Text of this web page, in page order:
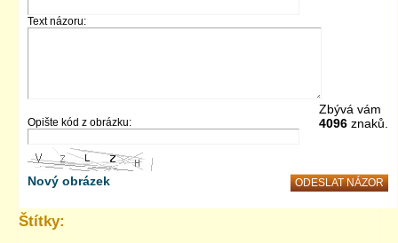
Text názoru:
Zbývá vám
4096 znaků.
Opište kód z obrázku:
Nový obrázek
Štítky: